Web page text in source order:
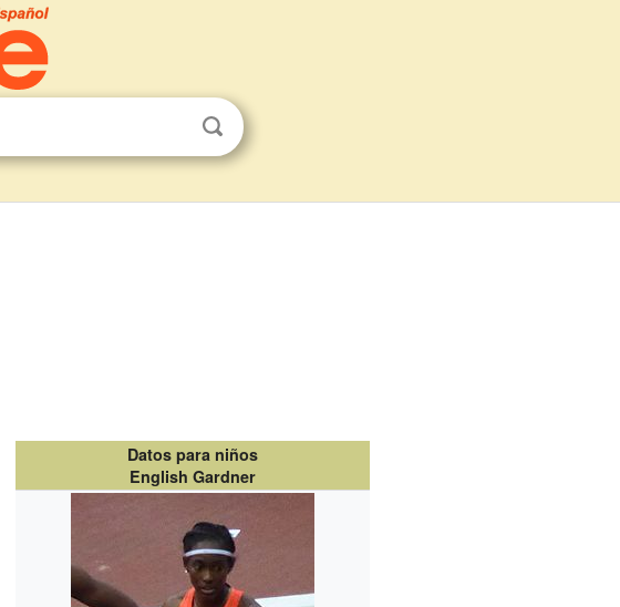
Datos para niños
English Gardner